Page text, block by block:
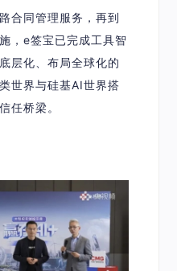
合同管理服务，再到
，e签宝已完成工具智
层化、布局全球化的
世界与硅基AI世界搭
任桥梁。